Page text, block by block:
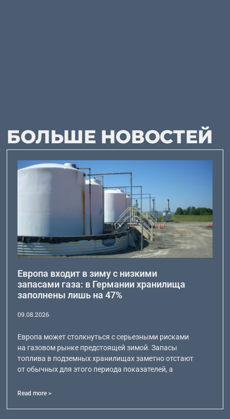
БОЛЬШЕ НОВОСТЕЙ
Европа входит в зиму с низкими
запасами газа: в Германии хранилища
заполнены лишь на 47%
09.08.2026
Европа может столкнуться с серьезными рисками
на газовом рынке предстоящей зимой. Запасы
топлива в подземных хранилищах заметно отстают
от обычных для этого периода показателей, а
Read more >